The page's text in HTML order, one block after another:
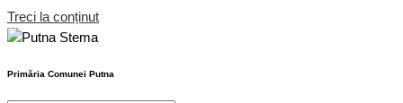
Treci la conținut
Primăria Comunei Putna